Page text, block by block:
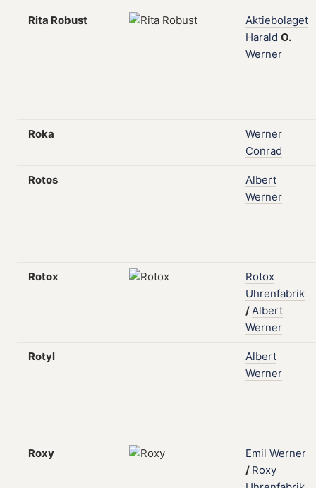
Rita Robust
Aktiebolaget
Harald O.
Werner
Roka
Werner
Conrad
Rotos
Albert
Werner
Rotox
Rotox
Uhrenfabrik
/Albert
Werner
Rotyl
Albert
Werner
Roxy Emil Werner
/ Roxy